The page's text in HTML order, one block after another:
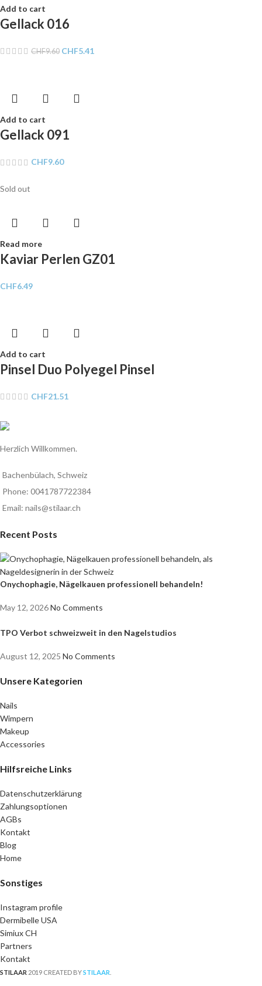
Add to cart
Gellack 016
CHF9.60 CHF5.41
Add to cart
Gellack 091
CHF9.60
Sold out
Read more
Kaviar Perlen GZ01
CHF6.49
Add to cart
Pinsel Duo Polyegel Pinsel
CHF21.51
Herzlich Willkommen.
Bachenbülach, Schweiz
Phone: 0041787722384
Email: nails@stilaar.ch
Recent Posts
Onychophagie, Nägelkauen professionell behandeln!
May 12, 2026No Comments
TPO Verbot schweizweit in den Nagelstudios
August 12, 2025 No Comments
Unsere Kategorien
Nails
Wimpern
Makeup
Accessories
Hilfsreiche Links
Datenschutzerklärung
Zahlungsoptionen
AGBs
Kontakt
Blog
Home
Sonstiges
Instagram profile
Dermibelle USA
Simiux CH
Partners
Kontakt
STILAAR 2019 CREATED BYSTILAAR